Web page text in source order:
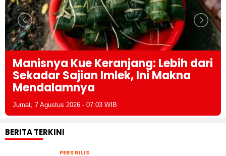
Manisnya Kue Keranjang: Lebih dari
Sekadar Sajian Imlek, Ini Makna
Mendalamnya
Jumat, 7 Agustus 2026 - 07:03 WIB
BERITA TERKINI
PERS RILIS